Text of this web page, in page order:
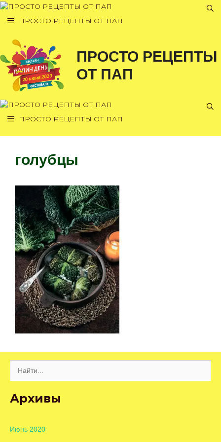
Перейти
ПРОСТО РЕЦЕПТЫ ОТ ПАП
ПРОСТО РЕЦЕПТЫ
ОТ ПАП
ПРОСТО РЕЦЕПТЫ ОТ ПАП
голубцы
Архивы
Июнь 2020